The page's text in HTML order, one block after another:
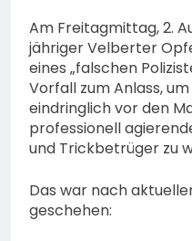
Am Freitagmittag, 2.
jähriger Velberter
eines „falschen
Vorfall zum Anlass,
eindringlich vor den
professionell
und Trickbetrüger zu
Das war nach
geschehen: